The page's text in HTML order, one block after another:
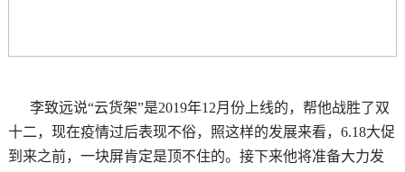
李致远说“云货架”是2019年12月份上线的，帮他战胜了双
十二，现在疫情过后表现不俗，照这样的发展来看，6.18大促
到来之前，一块屏肯定是顶不住的。接下来他将准备大力发